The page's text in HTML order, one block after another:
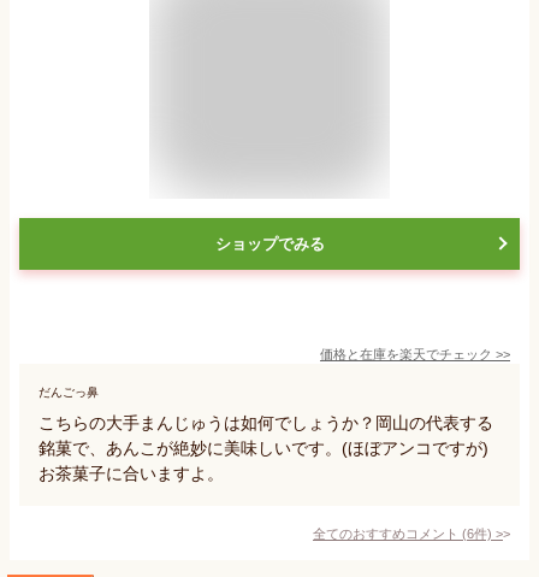
ショップでみる
価格と在庫を楽天でチェック >>
だんごっ鼻
こちらの大手まんじゅうは如何でしょうか？岡山の代表する
銘菓で、あんこが絶妙に美味しいです。(ほぼアンコですが)
お茶菓子に合いますよ。
全てのおすすめコメント (6件) >